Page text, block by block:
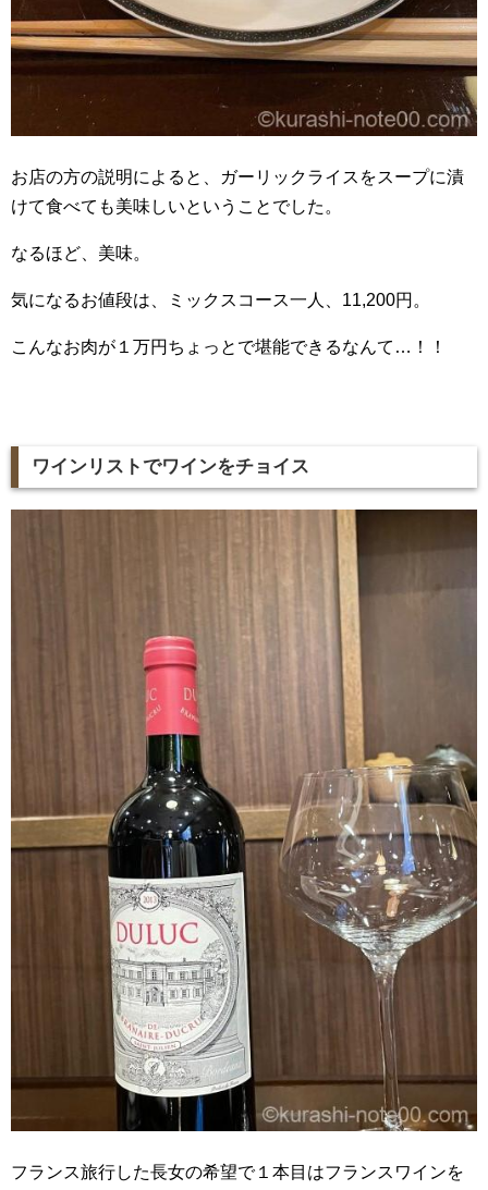
お店の方の説明によると、ガーリックライスをスープに漬
けて食べても美味しいということでした。
なるほど、美味。
気になるお値段は、ミックスコース一人、11,200円。
こんなお肉が１万円ちょっとで堪能できるなんて…！！
ワインリストでワインをチョイス
フランス旅行した長女の希望で１本目はフランスワインを